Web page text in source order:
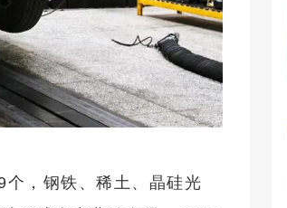
，钢铁、稀土、晶硅光